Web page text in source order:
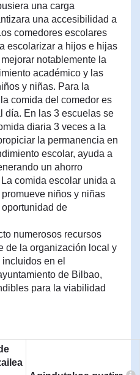
una carga
una accesibilidad a
comedores escolares
escolarizar a hijos e hijas
notablemente la
académico y las
y niñas. Para la
comida del comedor es
día. En las 3 escuelas se
diaria 3 veces a la
la permanencia en
escolar, ayuda a
un ahorro
comida escolar unida a
niños y niñas
de
numerosos recursos
de la organización local y
en el
de Bilbao,
para la viabilidad